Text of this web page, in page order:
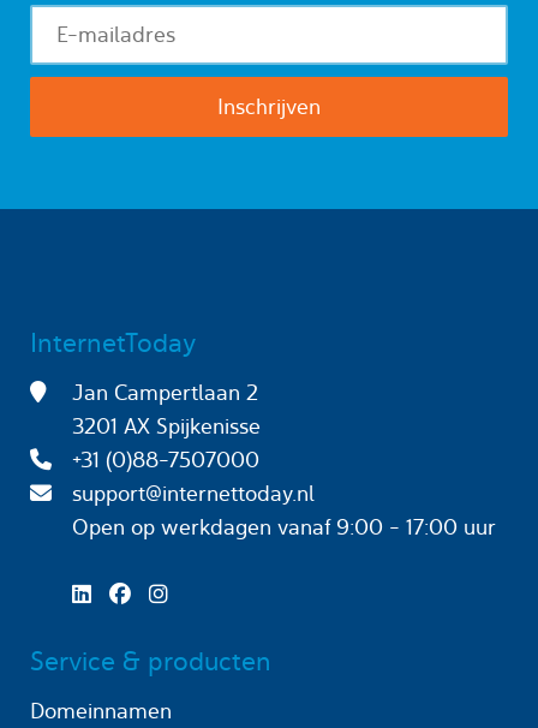
InternetToday
Jan Campertlaan 2
3201 AX Spijkenisse
+31 (0)88-7507000
support@internettoday.nl
Open op werkdagen
vanaf 9:00 - 17:00 uur
Service & producten
Domeinnamen